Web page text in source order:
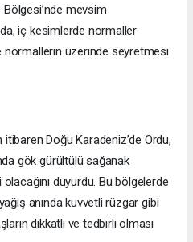
Bölgesi’nde mevsim
iç kesimlerde normaller
normallerin üzerinde seyretmesi
Doğu Karadeniz’de Ordu,
gök gürültülü sağanak
duyurdu. Bu bölgelerde
anında kuvvetli rüzgar gibi
dikkatli ve tedbirli olması